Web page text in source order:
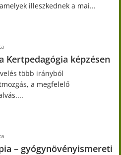
illeszkednek a mai...
Kertpedagógia képzésen
több irányból
a megfelelő
– gyógynövényismereti